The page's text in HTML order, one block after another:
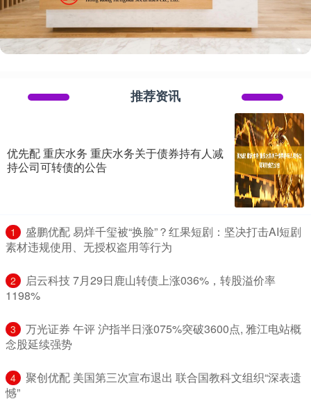
推荐资讯
优先配 重庆水务 重庆水务关于债券持有人减
持公司可转债的公告
1
​盛鹏优配 易烊千玺被“换脸”？红果短剧：坚决打击AI短剧
素材违规使用、无授权盗用等行为
2
​启云科技 7月29日鹿山转债上涨036%，转股溢价率
1198%
3
​万光证券 午评 沪指半日涨075%突破3600点, 雅江电站概
念股延续强势
4
​聚创优配 美国第三次宣布退出 联合国教科文组织“深表遗
憾”